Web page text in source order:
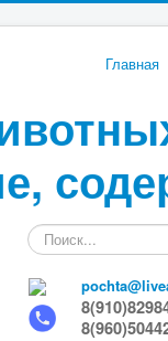
Главная
Искать...